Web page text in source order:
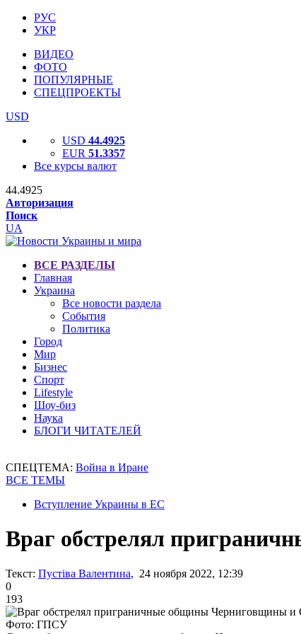
РУС
УКР
ВИДЕО
ФОТО
ПОПУЛЯРНЫЕ
СПЕЦПРОЕКТЫ
USD
USD 44.4925
EUR 51.3357
Все курсы валют
44.4925
Авторизация
Поиск
UA
ВСЕ РАЗДЕЛЫ
Главная
Украина
Все новости раздела
События
Политика
Город
Мир
Бизнес
Спорт
Lifestyle
Шоу-биз
Наука
БЛОГИ ЧИТАТЕЛЕЙ
СПЕЦТЕМА: Война в Иране
ВСЕ ТЕМЫ
Вступление Украины в ЕС
Враг обстрелял
Текст: Пустіва Валентина, 24 ноября 2022, 12:39
0
193
Фото: ГПСУ